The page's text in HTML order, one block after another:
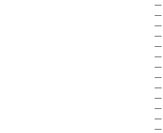
—
—
—
—
—
—
—
—
—
—
—
—
—